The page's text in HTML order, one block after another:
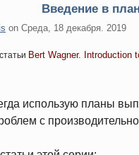
Введение в
on Среда, 18 декабря. 2019
Bert Wagner. Introduction
использую планы
с